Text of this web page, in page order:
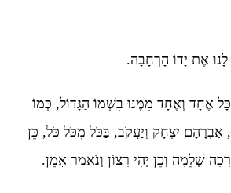
אֶת יָדוֹ הָרְחָבָה.
אֶחָד וְאֶחָד מִמֶּנּוּ בִּשְׁמוֹ הַגָּדוֹל, כְּמוֹ
אַבְרָהָם יִצְחָק וְיַעֲקֹב, בַּכֹּל מִכֹּל כֹּל, כֵּן
שְׁלֵמָה וְכֵן יְהִי רָצוֹן וְנֹאמַר אָמֵן.